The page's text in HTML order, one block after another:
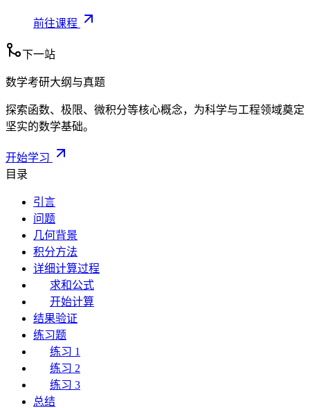
前往课程
下一站
数学考研大纲与真题
探索函数、极限、微积分等核心概念，为科学与工程领域奠定
坚实的数学基础。
开始学习
目录
引言
问题
几何背景
积分方法
详细计算过程
求和公式
开始计算
结果验证
练习题
练习 1
练习 2
练习 3
总结